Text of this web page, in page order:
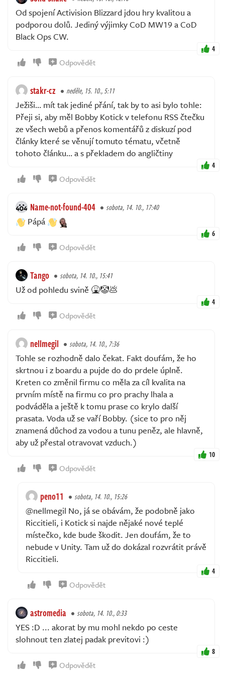
Od spojení Activision Blizzard jdou hry kvalitou a
podporou dolů. Jediný výjimky CoD MW19 a CoD
Black Ops CW.
4
Odpovědět
stakr-cz neděle, 15. 10., 5:11
Ježiši… mít tak jediné přání, tak by to asi bylo tohle:
Přeji si, aby měl Bobby Kotick v telefonu RSS čtečku
ze všech webů a přenos komentářů z diskuzí pod
články které se věnují tomuto tématu, včetně
tohoto článku… a s překladem do angličtiny
4
Odpovědět
Name-not-found-404 sobota, 14. 10., 17:40
Pápá
6
Odpovědět
Tango sobota, 14. 10., 15:41
Už od pohledu svině 🤮🤡💩
4
Odpovědět
nellmegil sobota, 14. 10., 7:36
Tohle se rozhodně dalo čekat. Fakt doufám, že ho
skrtnou i z boardu a pujde do do prdele úplně.
Kreten co změnil firmu co měla za cíl kvalita na
prvním místě na firmu co pro prachy lhala a
podváděla a ještě k tomu prase co krylo další
prasata. Voda už se vaří Bobby. (sice to pro něj
znamená důchod za vodou a tunu peněz, ale hlavně,
aby už přestal otravovat vzduch.)
10
Odpovědět
peno11 sobota, 14. 10., 15:26
@nellmegil No, já se obávám, že podobně jako
Riccitieli, i Kotick si najde nějaké nové teplé
místečko, kde bude škodit. Jen doufám, že to
nebude v Unity. Tam už do dokázal rozvrátit právě
Riccitieli.
4
Odpovědět
astromedia sobota, 14. 10., 0:33
YES :D ... akorat by mu mohl nekdo po ceste
slohnout ten zlatej padak previtovi :)
8
Odpovědět